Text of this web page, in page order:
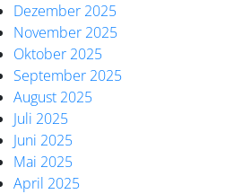
Dezember 2025
November 2025
Oktober 2025
September 2025
August 2025
Juli 2025
Juni 2025
Mai 2025
April 2025